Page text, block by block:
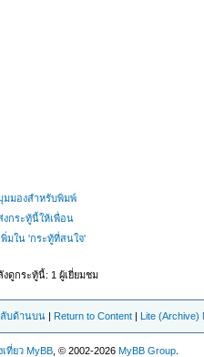
มมองสำหรับพิมพ์
งกระทู้นี้ให้เพื่อน
พิ่มใน 'กระทู้ที่สนใจ'
งดูกระทู้นี้: 1 ผู้เยี่ยมชม
บด้านบน | Return to Content | Lite (Archive)
ที่ยว MyBB , © 2002-2026MyBB Group